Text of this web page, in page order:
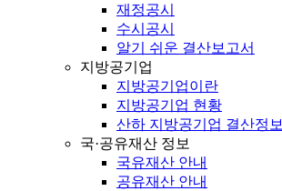
재정공시
수시공시
알기 쉬운 결산보고서
지방공기업
지방공기업이란
지방공기업 현황
산하 지방공기업 결산정보
국·공유재산 정보
국유재산 안내
공유재산 안내